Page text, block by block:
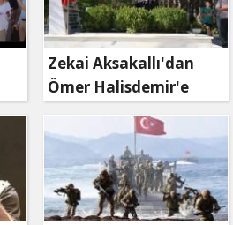
Zekai Aksakallı'dan
Ömer Halisdemir'e
'vefa' ziyareti!